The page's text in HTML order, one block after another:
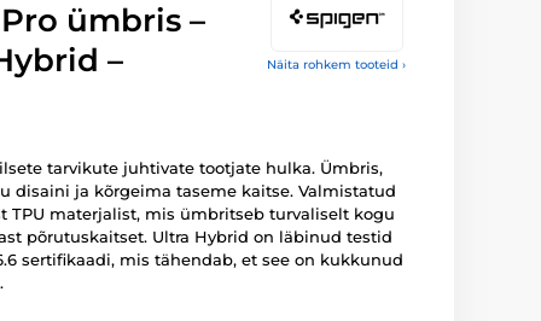
Näita rohkem tooteid ›
ümbris –
–
tarvikute juhtivate tootjate hulka. Ümbris,
disaini ja kõrgeima taseme kaitse. Valmistatud
TPU materjalist, mis ümbritseb turvaliselt kogu
põrutuskaitset. Ultra Hybrid on läbinud testid
sertifikaadi, mis tähendab, et see on kukkunud